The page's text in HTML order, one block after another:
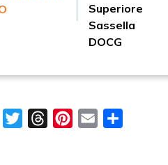
Superiore
Sassella
DOCG
TelegramTwitterThreadsPinterest
Email